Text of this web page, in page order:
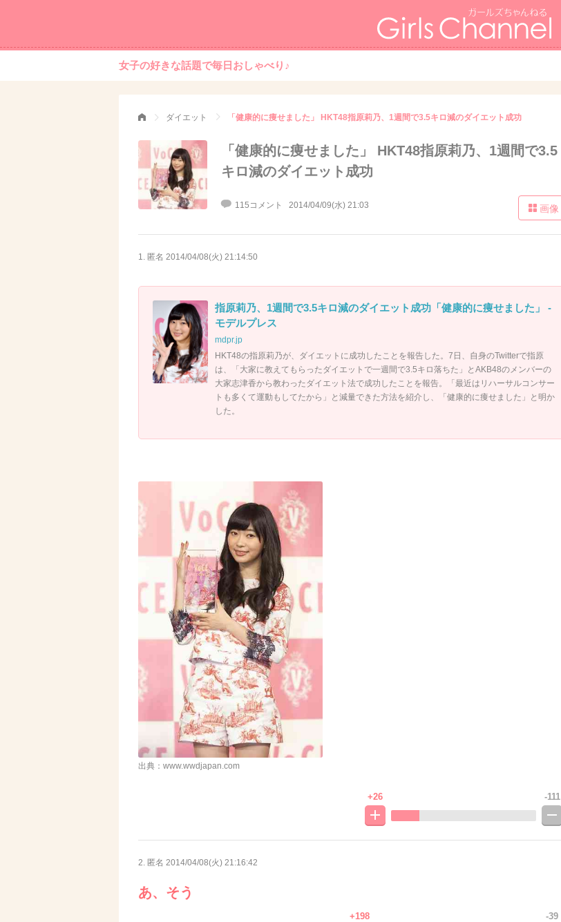
女子の好きな話題で毎日おしゃべり♪
ダイエット 「健康的に痩せました」 HKT48指原莉乃、1週間で3.5キロ減のダイエット成功
「健康的に痩せました」 HKT48指原莉乃、1週間で3.5
キロ減のダイエット成功
115コメント 2014/04/09(水) 21:03 画像
1. 匿名 2014/04/08(火) 21:14:50
指原莉乃、1週間で3.5キロ減のダイエット成功「健康的に痩せました」 -
モデルプレス
mdpr.jp
HKT48の指原莉乃が、ダイエットに成功したことを報告した。7日、自身のTwitterで指原
は、「大家に教えてもらったダイエットで一週間で3.5キロ落ちた」とAKB48のメンバーの
大家志津香から教わったダイエット法で成功したことを報告。「最近はリハーサルコンサー
トも多くて運動もしてたから」と減量できた方法を紹介し、「健康的に痩せました」と明か
した。
出典：www.wwdjapan.com
+26 -111
2. 匿名 2014/04/08(火) 21:16:42
あ、そう
+198 -39